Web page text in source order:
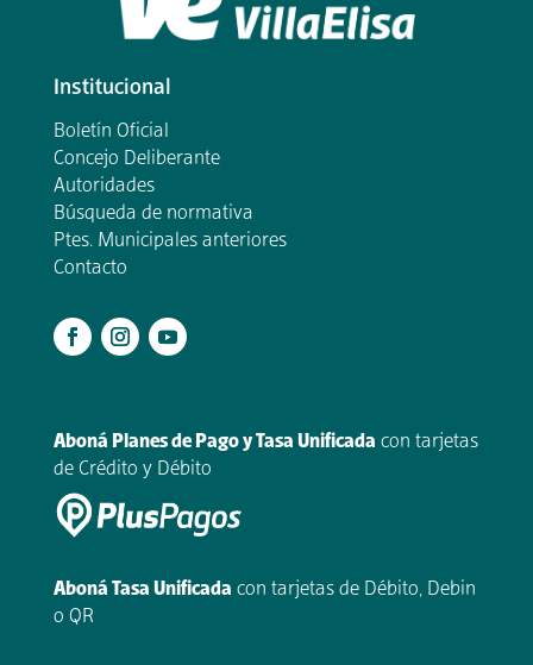
Institucional
Boletín Oficial
Concejo Deliberante
Autoridades
Búsqueda de normativa
Ptes. Municipales anteriores
Contacto
Aboná Planes de Pago y Tasa Unificada con tarjetas
de Crédito y Débito
Aboná Tasa Unificada con tarjetas de Débito, Debin
o QR